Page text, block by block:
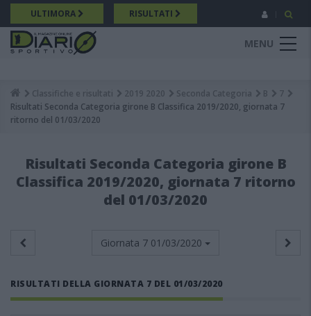
Salta
al
contenuto
principale
ULTIMORA RISULTATI
MENU
Breadcrumb
Classifiche e risultati 2019 2020 Seconda Categoria B
7
Risultati Seconda Categoria girone B Classifica 2019/2020, giornata 7
ritorno del 01/03/2020
Risultati Seconda Categoria girone B
Classifica 2019/2020, giornata 7 ritorno
del 01/03/2020
Giornata 7 01/03/2020
RISULTATI DELLA GIORNATA 7 DEL 01/03/2020